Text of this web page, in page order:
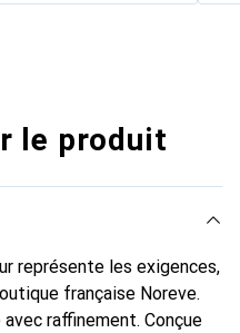
le produit
représente les exigences,
française Noreve.
raffinement. Conçue